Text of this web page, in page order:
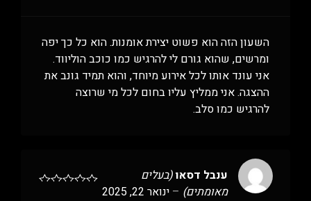
השעון הזה הוא פשוט יצירת אומנות. הוא כל כך יפה
ומרשים, שהוא גורם לי להרגיש כמו כוכב הוליווד.
אני עונד אותו לכל אירוע מיוחד, והוא תמיד גונב את
ההצגה. אני ממליץ עליו בחום לכל מי שרוצה
להרגיש כמו סלב.
ענבל דסאו(בעלים
מאומתים) – ינואר 22, 2025